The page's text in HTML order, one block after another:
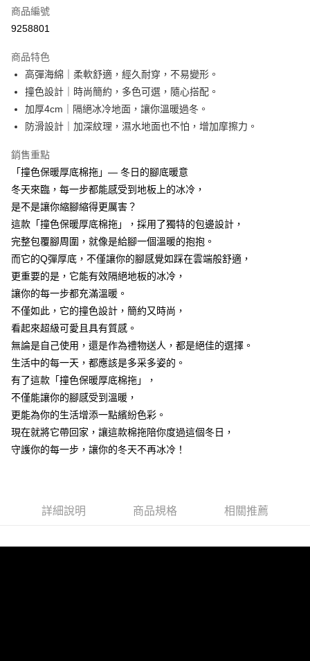
超商取貨付款
Apple Pay
街口支付
悠遊付
AFTEE先享後付
相關說明
AFTEE先享後付是「在收到商品之後才付款」的支付方式。 讓您購物簡單
便利好安心！
１．簡單：不需註冊會員、不需綁卡、不需儲值。
２．便利：只要手機號碼，簡訊認證，即可結帳。
３．安心：先確認商品／服務後，再付款。
１．於結帳方式選擇「AFTEE先享後付」後，將跳轉至「AFTEE先享後付」
結帳頁面，進行簡訊認證並確認金額後，即可完成結帳。
２．訂單成立數日內，您將收到繳費通知簡訊。
３．收到繳費通知簡訊後14天內，點擊此簡訊中的連結，可透過四大超商／
ATM／網路銀行／等多元方式進行付款，方視為交易完成。
※ 請注意：結帳手續完成當下不需立刻繳費，但若您需要取消訂單，請聯絡
後付繳納相關費用。
※ 交易是否成功請以「AFTEE先享後付 」之結帳頁面顯示為準，若有關於
是否繳費成功／繳費後需取消欲退款等相關疑問，請聯繫「AFTEE先享後付
客戶支援中心」https://netprotections.freshdesk.com/support/home
【注意事項】
１．透過由恩沛科技股份有限公司提供之「AFTEE先享後付」服務完成之交
易，需依本服務之必要範圍內提供個人資料，並將交易相關給付款項請求債
３．未成年的使用者請事先徵得法定代理人或監護人之同意方可使用
「AFTEE先享後付」，若未經同意申辦者引起之損失，本公司不負相關責
ATM付款
運送方式
全家取貨付款
每筆NT$60，滿NT$499(含以上)免運費
7-11取貨付款
每筆NT$60，滿NT$499(含以上)免運費
7-11取貨(快速到店)
宅配
每筆NT$100，滿NT$799(含以上)免運費
離島宅配
每筆NT$150
商品編號
9258801
商品特色
高彈海綿｜柔軟舒適，經久耐穿，不易變形。
撞色設計｜時尚簡約，多色可選，隨心搭配。
加厚4cm｜隔絕冰冷地面，讓你溫暖過冬。
防滑設計｜加深紋理，濕水地面也不怕，增加摩擦力。
銷售重點
「撞色保暖厚底棉拖」— 冬日的腳底暖意
冬天來臨，每一步都能感受到地板上的冰冷，
是不是讓你縮腳縮得更厲害？
這款「撞色保暖厚底棉拖」，採用了獨特的包邊設計，
完整包覆腳周圍，就像是給腳一個溫暖的抱抱。
而它的Q彈厚底，不僅讓你的腳感覺如踩在雲端般舒適，
更重要的是，它能有效隔絕地板的冰冷，
讓你的每一步都充滿溫暖。
不僅如此，它的撞色設計，簡約又時尚，
看起來超級可愛且具有質感。
無論是自己使用，還是作為禮物送人，都是絕佳的選擇。
生活中的每一天，都應該是多采多姿的。
有了這款「撞色保暖厚底棉拖」，
不僅能讓你的腳感受到溫暖，
更能為你的生活增添一點繽紛色彩。
現在就將它帶回家，讓這款棉拖陪你度過這個冬日，
守護你的每一步，讓你的冬天不再冰冷！
詳細說明 商品規格 相關推薦